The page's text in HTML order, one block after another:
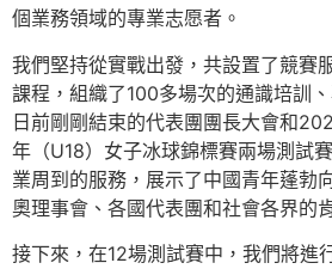
個業務領域的專業志愿者。
我們堅持從實戰出發，共設置了競賽
課程，組織了100多場次的通識培訓
日前剛剛結束的代表團團長大會和
年（U18）女子冰球錦標賽兩場測試
業周到的服務，展示了中國青年蓬勃
奧理事會、各國代表團和社會各界的
接下來，在12場測試賽中，我們將進